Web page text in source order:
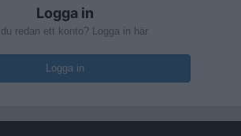
Logga in
du redan ett konto? Logga in här
Logga in